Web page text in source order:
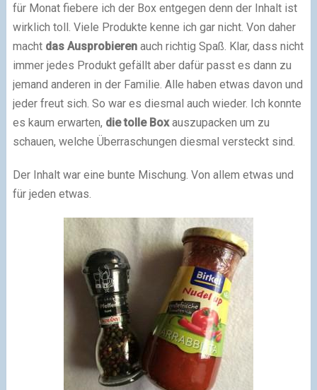
für Monat fiebere ich der Box entgegen denn der Inhalt ist
wirklich toll. Viele Produkte kenne ich gar nicht. Von daher
macht das Ausprobierenauch richtig Spaß. Klar, dass nicht
immer jedes Produkt gefällt aber dafür passt es dann zu
jemand anderen in der Familie. Alle haben etwas davon und
jeder freut sich. So war es diesmal auch wieder. Ich konnte
es kaum erwarten, die tolle Boxauszupacken um zu
schauen, welche Überraschungen diesmal versteckt sind.
Der Inhalt war eine bunte Mischung. Von allem etwas und
für jeden etwas.